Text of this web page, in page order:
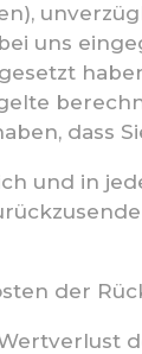
uns
dass
und in
der